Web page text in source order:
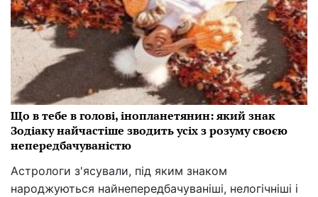
Що в тебе в голові, інопланетянин: який знак
Зодіаку найчастіше зводить усіх з розуму своєю
непередбачуваністю
Астрологи з'ясували, під яким знаком
народжуються найнепередбачуваніші, нелогічніші і